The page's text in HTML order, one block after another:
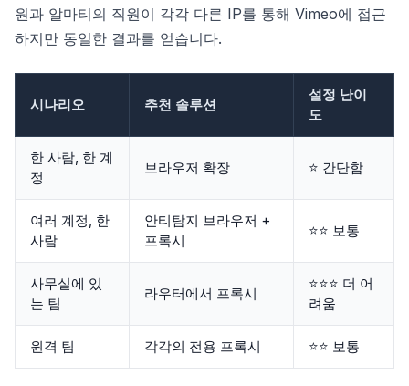
원과 알마티의 직원이 각각 다른 IP를 통해 Vimeo에 접근
하지만 동일한 결과를 얻습니다.
시나리오 추천 솔루션
설정 난이
도
한 사람, 한 계
정
브라우저 확장 ⭐ 간단함
여러 계정, 한
사람
안티탐지 브라우저 +
프록시
⭐⭐ 보통
사무실에 있
는 팀
라우터에서 프록시
⭐⭐⭐ 더 어
려움
원격 팀 각각의 전용 프록시 ⭐⭐ 보통